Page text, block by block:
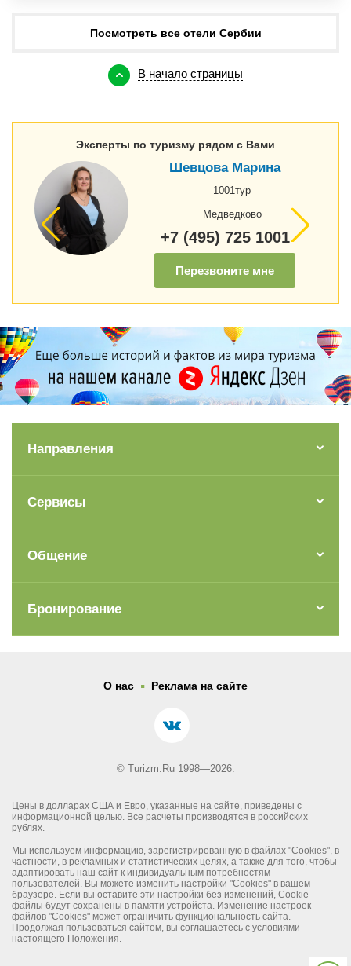
Посмотреть все отели Сербии
В начало страницы
Эксперты по туризму рядом с Вами
Шевцова Марина
1001тур
Медведково
+7 (495) 725 1001
Перезвоните мне
Направления
Сервисы
Общение
Бронирование
О нас . Реклама на сайте
© Turizm.Ru 1998—2026.
Цены в долларах США и Евро, указанные на сайте, приведены с
информационной целью. Все расчеты производятся в российских
рублях.
Мы используем информацию, зарегистрированную в файлах "Cookies", в
частности, в рекламных и статистических целях, а также для того, чтобы
адаптировать наш сайт к индивидуальным потребностям
пользователей. Вы можете изменить настройки "Cookies" в вашем
браузере. Если вы оставите эти настройки без изменений, Cookie-
файлы будут сохранены в памяти устройста. Изменение настроек
файлов "Cookies" может ограничить функциональность сайта.
Продолжая пользоваться сайтом, вы соглашаетесь с условиями
настоящего Положения.